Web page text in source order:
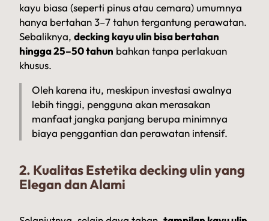
kayu biasa (seperti pinus atau cemara) umumnya
hanya bertahan 3–7 tahun tergantung perawatan.
Sebaliknya, decking kayu ulin bisa bertahan
hingga 25–50 tahun bahkan tanpa perlakuan
khusus.
Oleh karena itu, meskipun investasi awalnya
lebih tinggi, pengguna akan merasakan
manfaat jangka panjang berupa minimnya
biaya penggantian dan perawatan intensif.
2. Kualitas Estetika decking ulin yang
Elegan dan Alami